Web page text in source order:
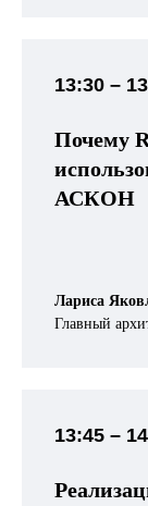
13:30 –
Почему
АСКОН
Лариса
Главный
13:45 –